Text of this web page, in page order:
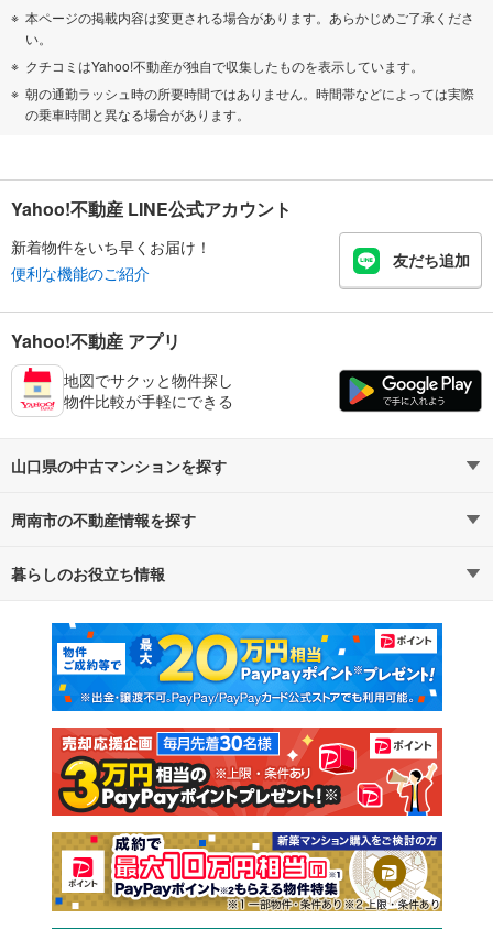
本ページの掲載内容は変更される場合があります。あらかじめご了承くださ
い。
クチコミはYahoo!不動産が独自で収集したものを表示しています。
朝の通勤ラッシュ時の所要時間ではありません。時間帯などによっては実際
の乗車時間と異なる場合があります。
Yahoo!不動産 LINE公式アカウント
新着物件をいち早くお届け！
便利な機能のご紹介
友だち追加
Yahoo!不動産 アプリ
地図でサクッと物件探し
物件比較が手軽にできる
山口県の中古マンションを探す
路線・駅から探す
通勤・通学時間から探す
周南市の不動産情報を探す
不動産・住宅
新築マンション 中古マンション
新築一戸建て 中古一戸建て
注文住宅 土地
売却査定
暮らしのお役立ち情報
マンションカタログ 教えて！住まいの先生